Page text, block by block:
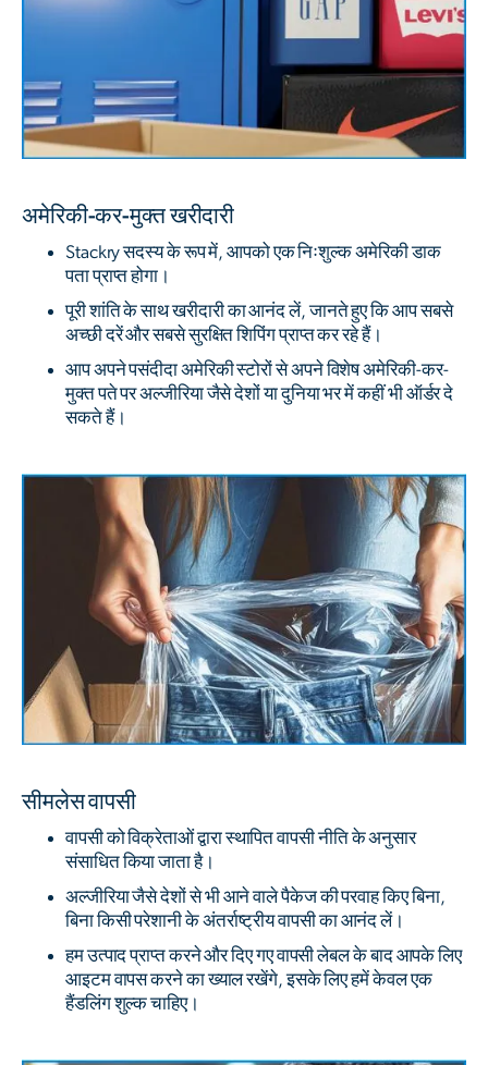
अमेरिकी-कर-मुक्त खरीदारी
Stackry सदस्य के रूप में, आपको एक निःशुल्क अमेरिकी डाक
पता प्राप्त होगा।
पूरी शांति के साथ खरीदारी का आनंद लें, जानते हुए कि आप सबसे
अच्छी दरें और सबसे सुरक्षित शिपिंग प्राप्त कर रहे हैं।
आप अपने पसंदीदा अमेरिकी स्टोरों से अपने विशेष अमेरिकी-कर-
मुक्त पते पर अल्जीरिया जैसे देशों या दुनिया भर में कहीं भी ऑर्डर दे
सकते हैं।
सीमलेस वापसी
वापसी को विक्रेताओं द्वारा स्थापित वापसी नीति के अनुसार
संसाधित किया जाता है।
अल्जीरिया जैसे देशों से भी आने वाले पैकेज की परवाह किए बिना,
बिना किसी परेशानी के अंतर्राष्ट्रीय वापसी का आनंद लें।
हम उत्पाद प्राप्त करने और दिए गए वापसी लेबल के बाद आपके लिए
आइटम वापस करने का ख्याल रखेंगे, इसके लिए हमें केवल एक
हैंडलिंग शुल्क चाहिए।